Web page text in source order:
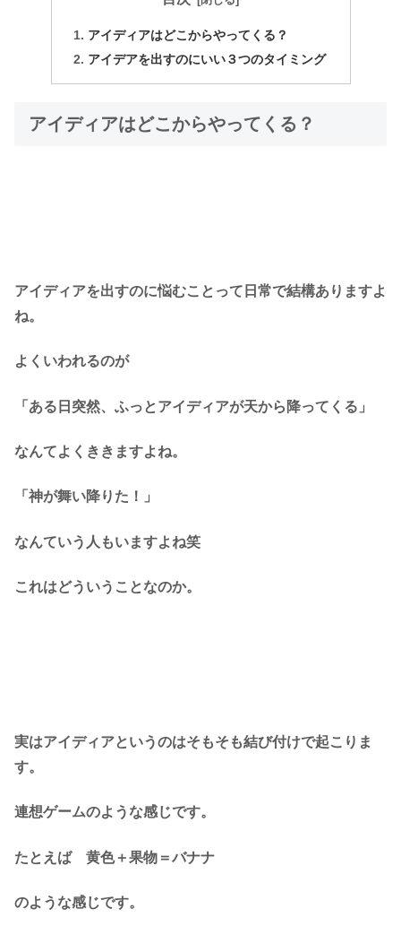
アイディアはどこからやってくる？
アイデアを出すのにいい３つのタイミング
アイディアはどこからやってくる？
アイディアを出すのに悩むことって日常で結構ありますよ
ね。
よくいわれるのが
「ある日突然、ふっとアイディアが天から降ってくる」
なんてよくききますよね。
「神が舞い降りた！」
なんていう人もいますよね笑
これはどういうことなのか。
実はアイディアというのはそもそも結び付けで起こりま
す。
連想ゲームのような感じです。
たとえば 黄色＋果物＝バナナ
のような感じです。